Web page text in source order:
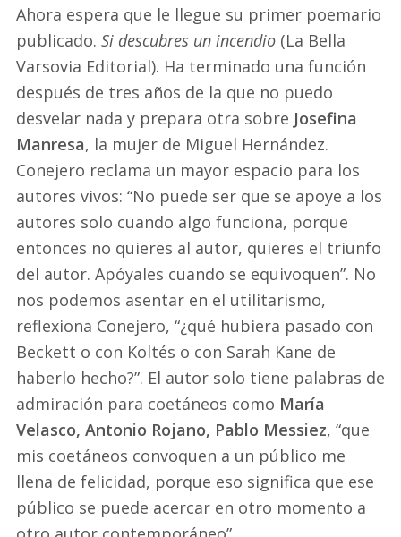
Ahora espera que le llegue su primer poemario
publicado. Si descubres un incendio (La Bella
Varsovia Editorial). Ha terminado una función
después de tres años de la que no puedo
desvelar nada y prepara otra sobre Josefina
Manresa, la mujer de Miguel Hernández.
Conejero reclama un mayor espacio para los
autores vivos: “No puede ser que se apoye a los
autores solo cuando algo funciona, porque
entonces no quieres al autor, quieres el triunfo
del autor. Apóyales cuando se equivoquen”. No
nos podemos asentar en el utilitarismo,
reflexiona Conejero, “¿qué hubiera pasado con
Beckett o con Koltés o con Sarah Kane de
haberlo hecho?”. El autor solo tiene palabras de
admiración para coetáneos como María
Velasco, Antonio Rojano, Pablo Messiez, “que
mis coetáneos convoquen a un público me
llena de felicidad, porque eso significa que ese
público se puede acercar en otro momento a